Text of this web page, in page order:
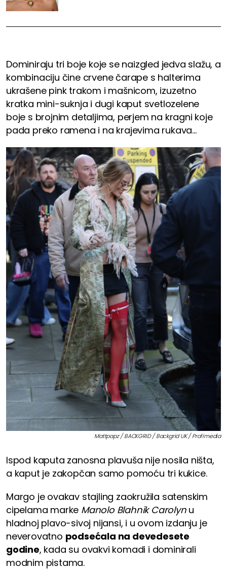
Dominiraju tri boje koje se naizgled jedva slažu, a
kombinaciju čine crvene čarape s halterima
ukrašene pink trakom i mašnicom, izuzetno
kratka mini-suknja i dugi kaput svetlozelene
boje s brojnim detaljima, perjem na kragni koje
pada preko ramena i na krajevima rukava...
Mattpapz / BACKGRID / Backgrid UK / Profimedia
Ispod kaputa zanosna plavuša nije nosila ništa,
a kaput je zakopčan samo pomoću tri kukice.
Margo je ovakav stajling zaokružila satenskim
cipelama marke Manolo Blahnik Carolynu
hladnoj plavo-sivoj nijansi, i u ovom izdanju je
neverovatno podsećala na devedesete
godine, kada su ovakvi komadi i dominirali
modnim pistama.